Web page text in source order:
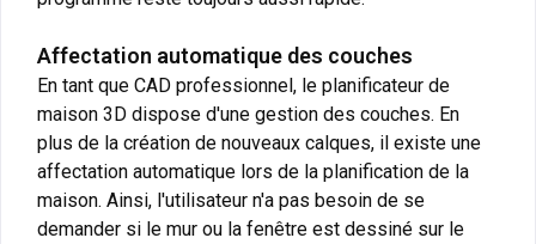
Affectation automatique des couches
En tant que CAD professionnel, le planificateur de
maison 3D dispose d'une gestion des couches. En
plus de la création de nouveaux calques, il existe une
affectation automatique lors de la planification de la
maison. Ainsi, l'utilisateur n'a pas besoin de se
demander si le mur ou la fenêtre est dessiné sur le